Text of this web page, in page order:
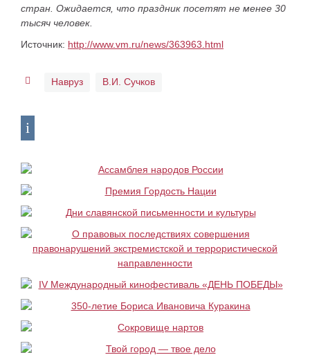
стран. Ожидается, что праздник посетят не менее 30
тысяч человек.
Источник: http://www.vm.ru/news/363963.html
Навруз В.И. Сучков